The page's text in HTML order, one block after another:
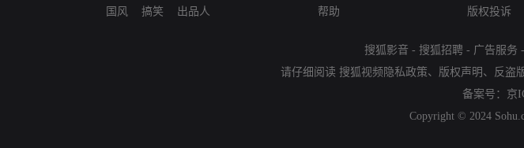
国风
搞笑
出品人
帮助
版权投诉
搜狐影音 - 搜狐招聘 - 广告服务 -
请仔细阅读 搜狐视频隐私政策、 版权声明 、 反盗
备案号： 京
Copyright © 2024